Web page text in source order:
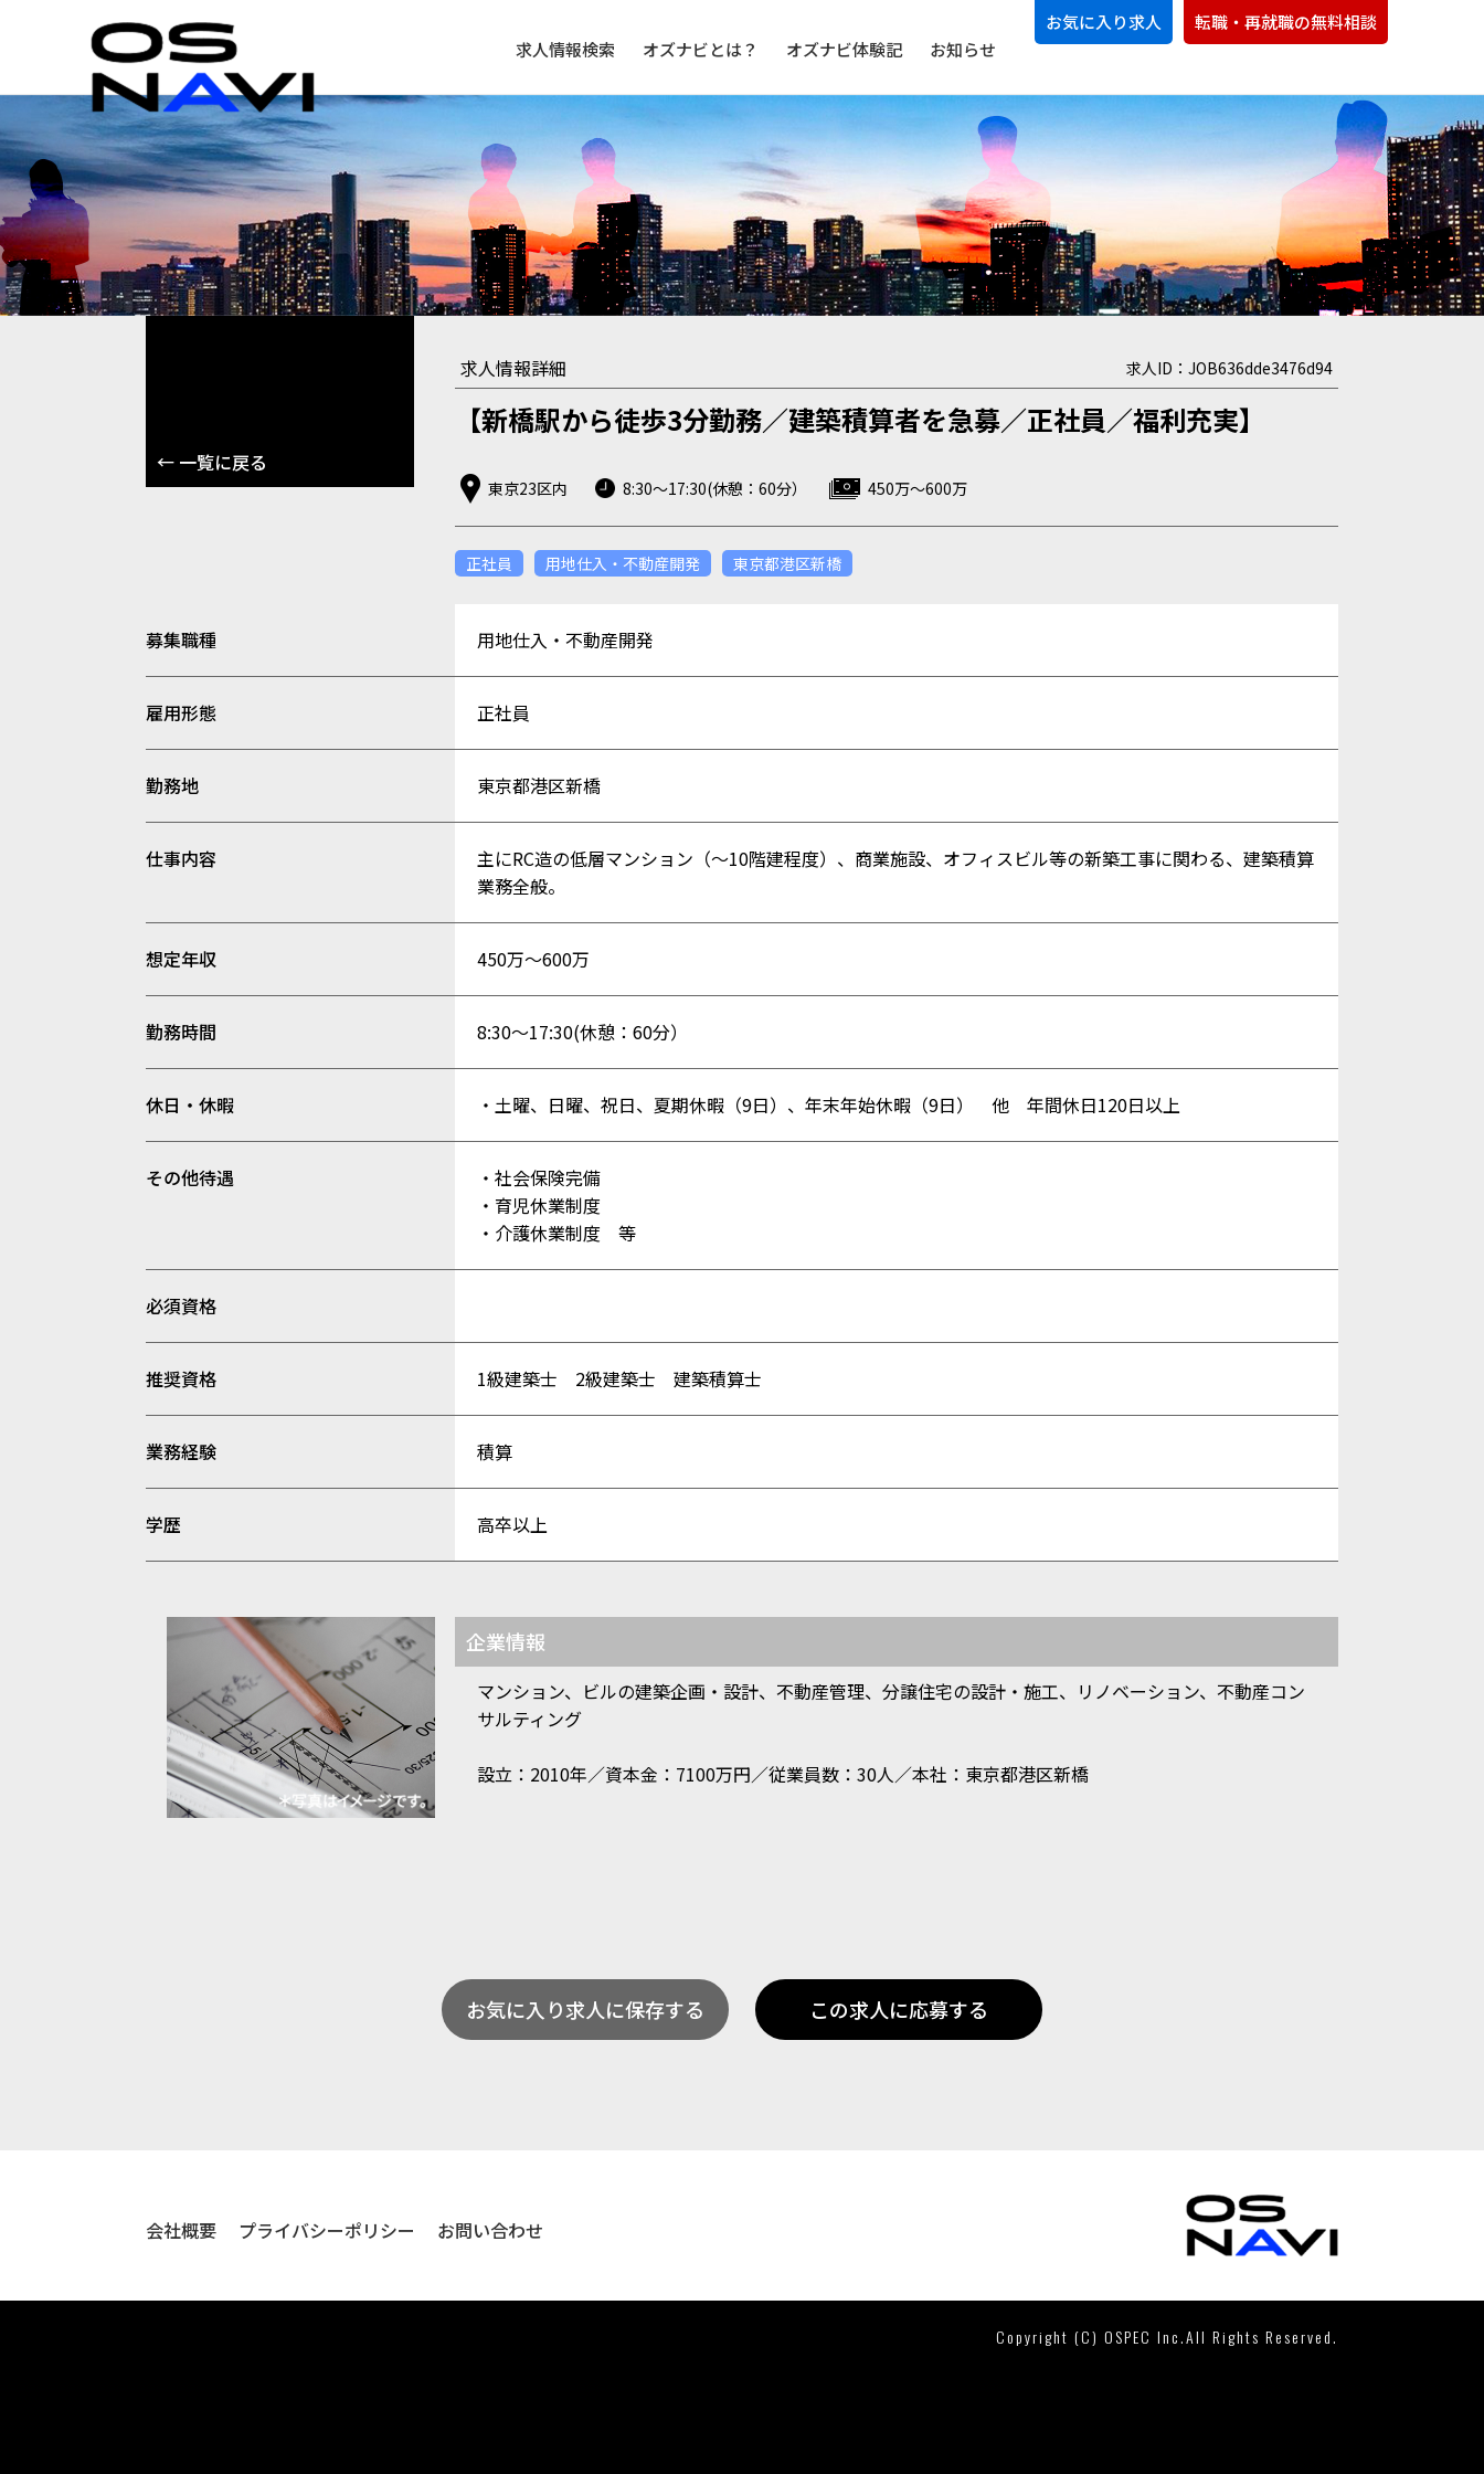
求人情報検索 オズナビとは？ オズナビ体験記 お知らせ
お気に入り求人 転職・再就職の無料相談
← 一覧に戻る
求人情報詳細 求人ID：JOB636dde3476d94
【新橋駅から徒歩3分勤務／建築積算者を急募／正社員／福利充実】
東京23区内 8:30～17:30(休憩：60分） 450万～600万
正社員 用地仕入・不動産開発 東京都港区新橋
募集職種 用地仕入・不動産開発
雇用形態 正社員
勤務地 東京都港区新橋
仕事内容
主にRC造の低層マンション（～10階建程度）、商業施設、オフィスビル等の新築工事に関わる、建築積算
業務全般。
想定年収 450万〜600万
勤務時間 8:30～17:30(休憩：60分）
休日・休暇 ・土曜、日曜、祝日、夏期休暇（9日）、年末年始休暇（9日） 他 年間休日120日以上
その他待遇
・社会保険完備
・育児休業制度
・介護休業制度 等
必須資格
推奨資格 1級建築士 2級建築士 建築積算士
業務経験 積算
学歴 高卒以上
企業情報
マンション、ビルの建築企画・設計、不動産管理、分譲住宅の設計・施工、リノベーション、不動産コン
サルティング
設立：2010年／資本金：7100万円／従業員数：30人／本社：東京都港区新橋
お気に入り求人に保存する この求人に応募する
会社概要 プライバシーポリシー お問い合わせ
Copyright (C) OSPEC Inc.All Rights Reserved.